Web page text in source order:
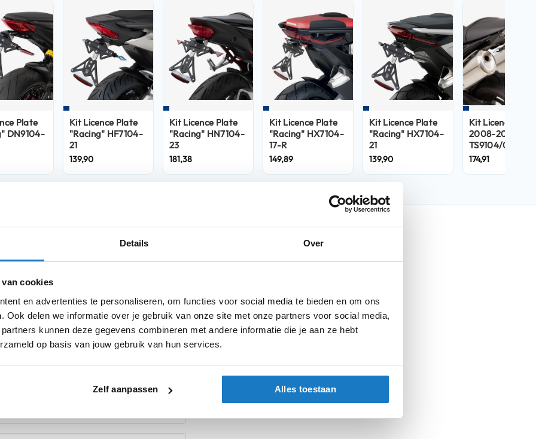
Details Over
cookies
en advertenties te personaliseren, om functies voor social media te bieden en om ons
Ook delen we informatie over je gebruik van onze site met onze partners voor social media,
kunnen deze gegevens combineren met andere informatie die je aan ze hebt
op basis van jouw gebruik van hun services.
Zelf aanpassen Alles toestaan
Plate
DN9104-
Kit Licence Plate
"Racing" HF7104-
21
139,90
Kit Licence Plate
"Racing" HN7104-
23
181,38
Kit Licence Plate
"Racing" HX7104-
17-R
149,89
Kit Licence Plate
"Racing" HX7104-
21
139,90
Kit Licence
2008-2010
TS9104/08-BN
174,91
BARRACUDA met de beste
tegelijkertijd te
een RVS verbindingsstuk die de
aan te kunnen passen.
elke specifieke set is er onderzoek
bevestiging set aangepast voor
zijn voorzien van een
aanpassing nodig is aan de originele
de montage dient er rekening
van 30°._x000D_ _x000D_ Het is
bevestigingsmaterialen monteert op de
_x000D_ Vanwege de
LED KENTEKENPLAATVERLICHTING
Merk Barracuda
Categorie Kentekenplaat houders
Producttype Parts